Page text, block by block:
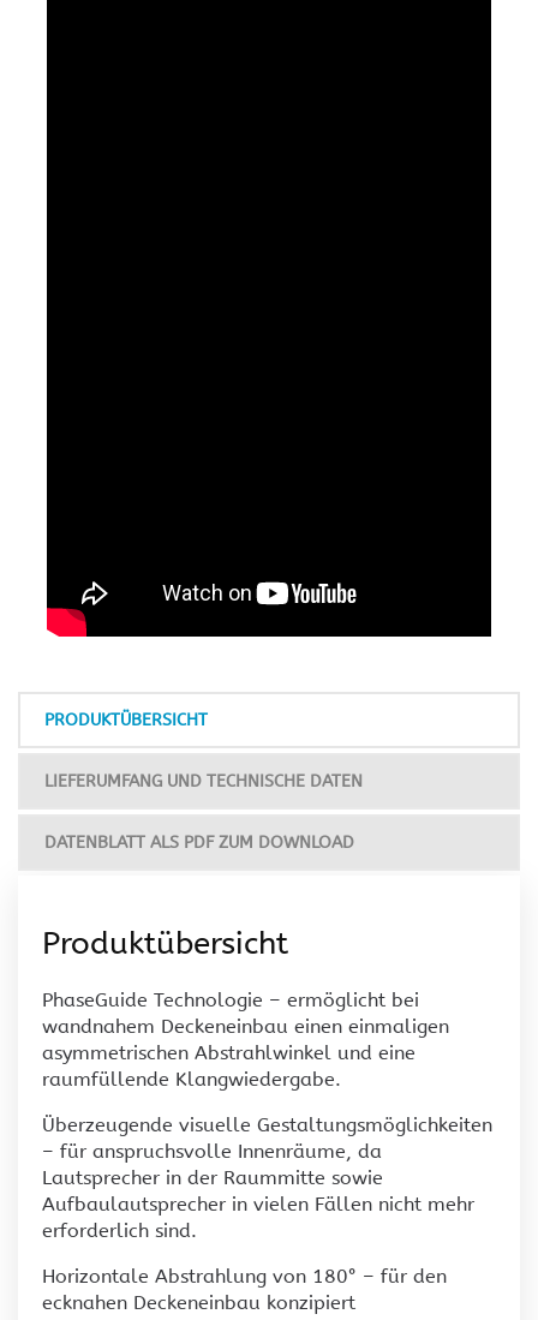
PRODUKTÜBERSICHT
LIEFERUMFANG UND TECHNISCHE DATEN
DATENBLATT ALS PDF ZUM DOWNLOAD
Produktübersicht
PhaseGuide Technologie – ermöglicht bei
wandnahem Deckeneinbau einen einmaligen
asymmetrischen Abstrahlwinkel und eine
raumfüllende Klangwiedergabe.
Überzeugende visuelle Gestaltungsmöglichkeiten
– für anspruchsvolle Innenräume, da
Lautsprecher in der Raummitte sowie
Aufbaulautsprecher in vielen Fällen nicht mehr
erforderlich sind.
Horizontale Abstrahlung von 180° – für den
ecknahen Deckeneinbau konzipiert